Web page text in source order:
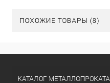
ПОХОЖИЕ ТОВАРЫ (8)
КАТАЛОГ МЕТАЛЛОПРОКАТА